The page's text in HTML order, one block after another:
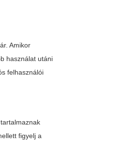
Amikor
használat utáni
felhasználói
figyelj a